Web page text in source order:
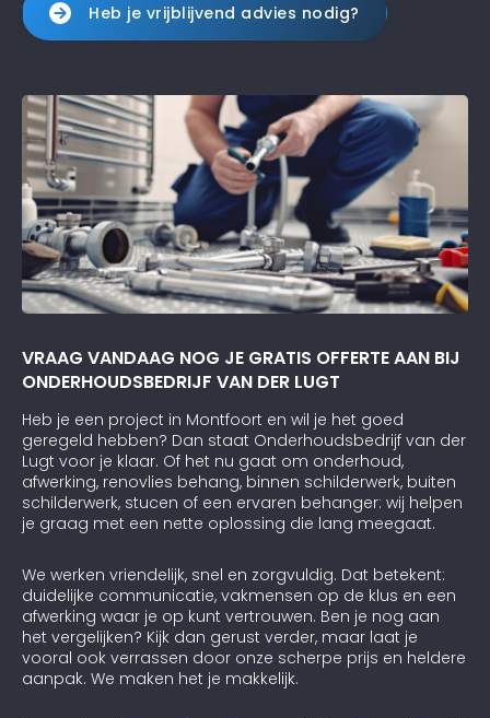
Heb je vrijblijvend advies nodig?
VRAAG VANDAAG NOG JE GRATIS OFFERTE AAN BIJ
ONDERHOUDSBEDRIJF VAN DER LUGT
Heb je een project in Montfoort en wil je het goed
geregeld hebben? Dan staat Onderhoudsbedrijf van der
Lugt voor je klaar. Of het nu gaat om onderhoud,
afwerking, renovlies behang, binnen schilderwerk, buiten
schilderwerk, stucen of een ervaren behanger: wij helpen
je graag met een nette oplossing die lang meegaat.
We werken vriendelijk, snel en zorgvuldig. Dat betekent:
duidelijke communicatie, vakmensen op de klus en een
afwerking waar je op kunt vertrouwen. Ben je nog aan
het vergelijken? Kijk dan gerust verder, maar laat je
vooral ook verrassen door onze scherpe prijs en heldere
aanpak. We maken het je makkelijk.